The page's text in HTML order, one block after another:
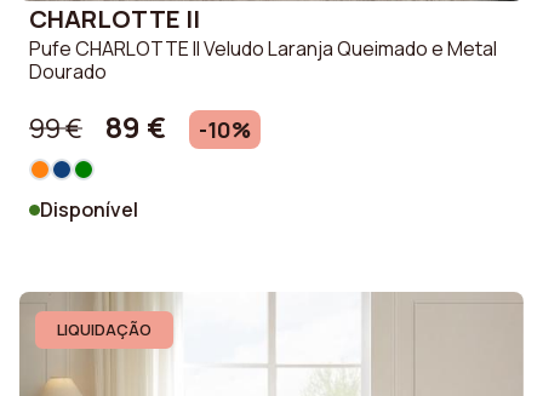
CHARLOTTE II
Pufe CHARLOTTE II Veludo Laranja Queimado e Metal
Dourado
99 € 89 € -10%
Disponível
LIQUIDAÇÃO